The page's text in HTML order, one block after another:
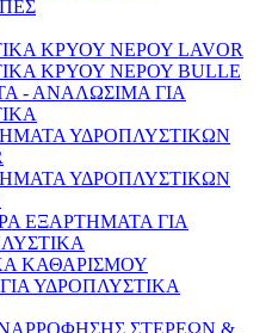
ΚΡΥΟΥ ΝΕΡΟΥ LAVOR
ΚΡΥΟΥ ΝΕΡΟΥ BULLE
- ΑΝΑΛΩΣΙΜΑ ΓΙΑ
ΥΔΡΟΠΛΥΣΤΙΚΩΝ
ΥΔΡΟΠΛΥΣΤΙΚΩΝ
ΕΞΑΡΤΗΜΑΤΑ ΓΙΑ
ΚΑΘΑΡΙΣΜΟΥ
ΥΔΡΟΠΛΥΣΤΙΚΑ